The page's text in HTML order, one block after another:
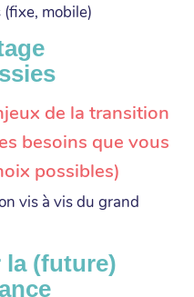
mobile)
de la transition
besoins que vous
possibles)
vis à vis du grand
la (future)